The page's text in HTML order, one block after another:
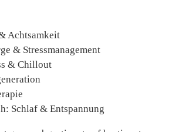
Achtsamkeit
& Stressmanagement
& Chillout
Schlaf & Entspannung